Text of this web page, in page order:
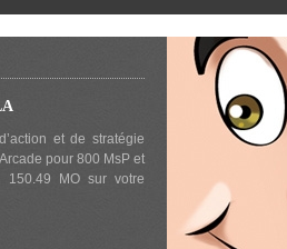
et de stratégie
pour 800 MsP et
150.49 MO sur votre